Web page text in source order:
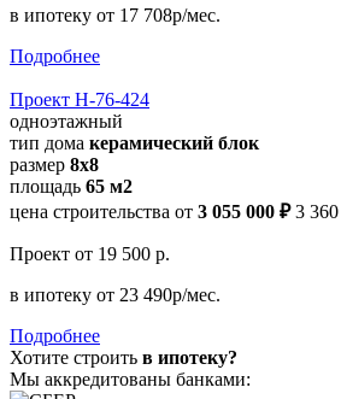
в ипотеку от 17 708р/мес.
Подробнее
Проект Н-76-424
одноэтажный
тип дома керамический блок
размер 8х8
площадь 65 м2
цена строительства от 3 055 000 ₽ 3
Проект от 19 500 р.
в ипотеку от 23 490р/мес.
Подробнее
Хотите строить в ипотеку?
Мы аккредитованы банками: